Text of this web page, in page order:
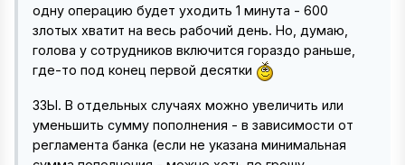
одну операцию будет уходить 1 минута - 600
злотых хватит на весь рабочий день. Но, думаю,
голова у сотрудников включится гораздо раньше,
где-то под конец первой десятки
ЗЗЫ. В отдельных случаях можно увеличить или
уменьшить сумму пополнения - в зависимости от
регламента банка (если не указана минимальная